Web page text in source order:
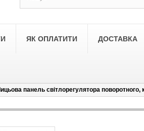
LEGRAND
ЯК ОПЛАТИТИ ДОСТАВКА
панель світлорегулятора поворотного,